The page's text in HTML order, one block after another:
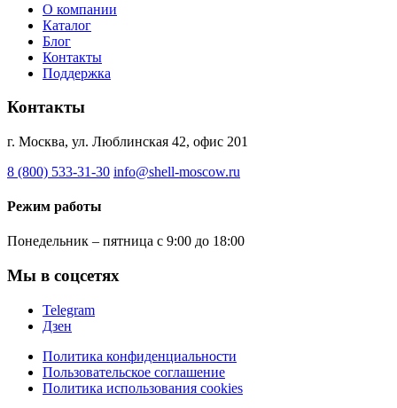
О компании
Каталог
Блог
Контакты
Поддержка
Контакты
г. Москва, ул. Люблинская 42, офис 201
8 (800) 533-31-30 info@shell-moscow.ru
Режим работы
Понедельник – пятница с 9:00 до 18:00
Мы в соцсетях
Telegram
Дзен
Политика конфиденциальности
Пользовательское соглашение
Политика использования cookies